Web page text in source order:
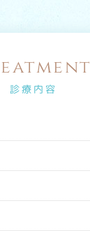
診療内容